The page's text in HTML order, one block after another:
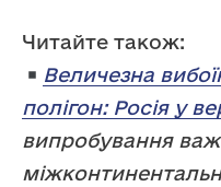
Читайте також:
Величезна
полігон: Росія у
випробування